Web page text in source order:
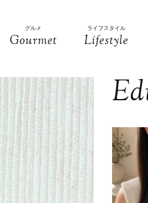
グルメ
Gourmet
ライフスタイル
Lifestyle